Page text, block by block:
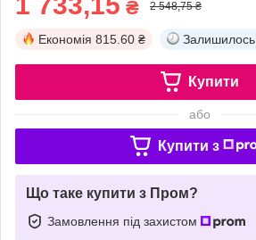
₴ 2 548,75 ₴
Економія 815.60 ₴ Залишилось
Купити
або
Купити з
Що таке купити з Пром?
Замовлення під захистом